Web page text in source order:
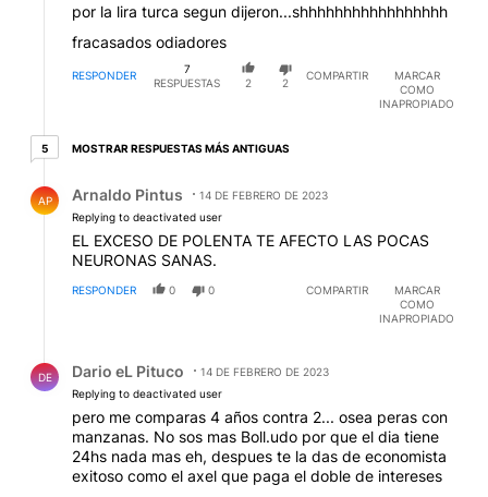
por la lira turca segun dijeron...shhhhhhhhhhhhhhhhh
fracasados odiadores
RESPONDER
7
RESPUESTAS
2 2
COMPARTIR
MARCAR
COMO
INAPROPIADO
55 respuestas más antiguas
MOSTRAR RESPUESTAS MÁS ANTIGUAS
AP Arnaldo Pintus
14 DE FEBRERO DE 2023
Replying to deactivated user
EL EXCESO DE POLENTA TE AFECTO LAS POCAS
NEURONAS SANAS.
RESPONDER 0 0 COMPARTIR
MARCAR
COMO
INAPROPIADO
DE Dario eL Pituco
14 DE FEBRERO DE 2023
Replying to deactivated user
pero me comparas 4 años contra 2... osea peras con
manzanas. No sos mas Boll.udo por que el dia tiene
24hs nada mas eh, despues te la das de economista
exitoso como el axel que paga el doble de intereses